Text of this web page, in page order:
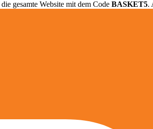
gesamte Website mit dem Code BASKET5.